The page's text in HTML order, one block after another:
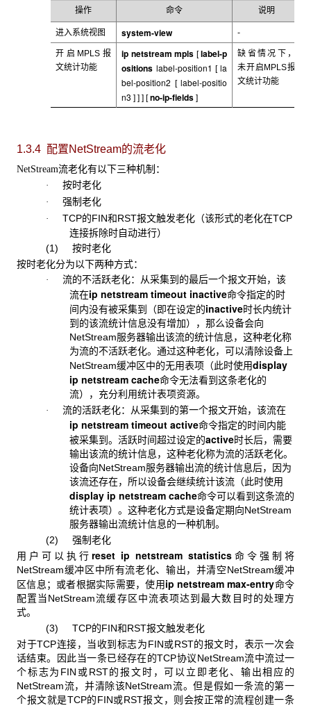
操作 命令 说明
进入系统视图 system-view -
开启MPLS 报
文统计功能
ip netstream mpls [label-p
ositions label-position1 [ la
bel-position2 [ label-positio
n3 ] ] ] [no-ip-fields ]
缺省情况下，
未开启MPLS报
文统计功能
1.3.4 配置NetStream的流老化
NetStream流老化有以下三种机制：
· 按时老化
· 强制老化
· TCP的FIN和RST报文触发老化（该形式的老化在TCP
连接拆除时自动进行）
(1) 按时老化
按时老化分为以下两种方式：
· 流的不活跃老化：从采集到的最后一个报文开始，该
流在ip netstream timeout inactive命令指定的时
间内没有被采集到（即在设定的inactive时长内统计
到的该流统计信息没有增加），那么设备会向
NetStream服务器输出该流的统计信息，这种老化称
为流的不活跃老化。通过这种老化，可以清除设备上
NetStream缓冲区中的无用表项（此时使用display
ip netstream cache命令无法看到这条老化的
流），充分利用统计表项资源。
· 流的活跃老化：从采集到的第一个报文开始，该流在
ip netstream timeout active命令指定的时间内能
被采集到。活跃时间超过设定的active时长后，需要
输出该流的统计信息，这种老化称为流的活跃老化。
设备向NetStream服务器输出流的统计信息后，因为
该流还存在，所以设备会继续统计该流（此时使用
display ip netstream cache命令可以看到这条流的
统计表项）。这种老化方式是设备定期向NetStream
服务器输出流统计信息的一种机制。
(2) 强制老化
用户可以执行 reset ip netstream statistics 命令强制将
NetStream缓冲区中所有流老化、输出，并清空NetStream缓冲
区信息；或者根据实际需要，使用ip netstream max-entry命令
配置当NetStream流缓存区中流表项达到最大数目时的处理方
式。
(3)
TCP的FIN和RST报文触发老化
对于TCP连接，当收到标志为FIN或RST的报文时，表示一次会
话结束。因此当一条已经存在的TCP协议NetStream流中流过一
个标志为FIN或RST的报文时，可以立即老化、输出相应的
NetStream流，并清除该NetStream流。但是假如一条流的第一
个报文就是TCP的FIN或RST报文，则会按正常的流程创建一条